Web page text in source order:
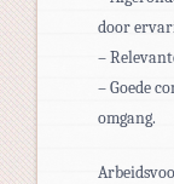
door
–
– Goede
omgang.